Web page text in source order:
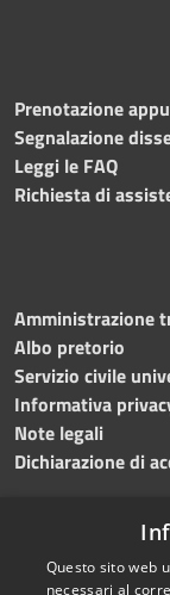
Prenotazione
Segnalazione
Leggi le FAQ
Richiesta di
Amministrazione
Albo pretorio
Servizio civile
Informativa
Note legali
Dichiarazione di
RSSQuesto sito web
necessari al